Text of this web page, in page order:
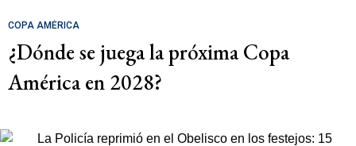
COPA AMÉRICA
¿Dónde se juega la próxima Copa
América en 2028?